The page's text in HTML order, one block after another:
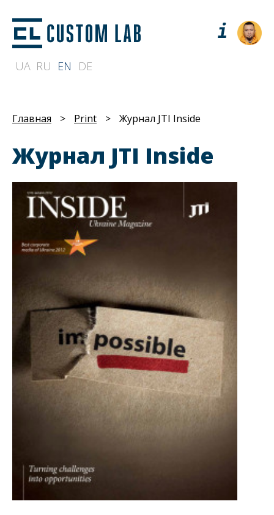
UA RU EN DE
Главная > Print > Журнал JTI Inside
Журнал JTI Inside